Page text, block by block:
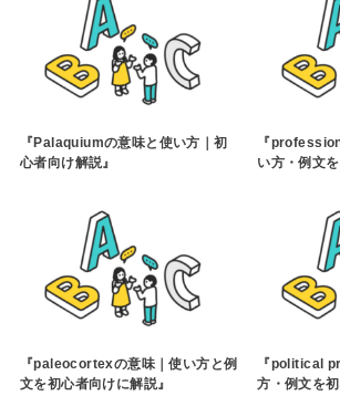
『Palaquiumの意味と使い方｜初
心者向け解説』
『
い方・例文
『paleocortexの意味｜使い方と例
文を初心者向けに解説』
『political
方・例文を